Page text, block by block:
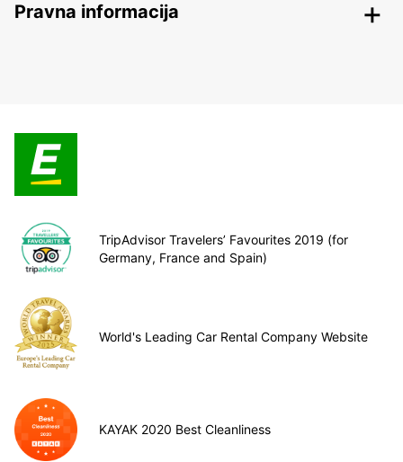
Pravna informacija
TripAdvisor Travelers’ Favourites 2019 (for
Germany, France and Spain)
World's Leading Car Rental Company Website
KAYAK 2020 Best Cleanliness